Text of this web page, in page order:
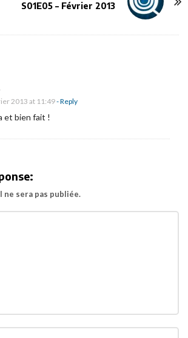
S01E05 – Février 2013
2013 at 11:49- Reply
et bien fait !
ne sera pas publiée.